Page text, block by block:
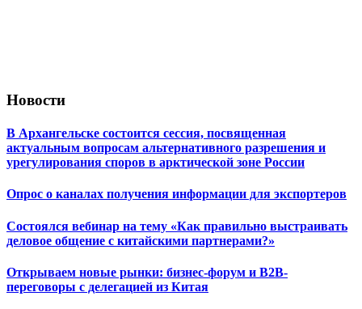
Новости
В Архангельске состоится сессия, посвященная
актуальным вопросам альтернативного разрешения и
урегулирования споров в арктической зоне России
Опрос о каналах получения информации для экспортеров
Состоялся вебинар на тему «Как правильно выстраивать
деловое общение с китайскими партнерами?»
Открываем новые рынки: бизнес-форум и B2B-
переговоры с делегацией из Китая